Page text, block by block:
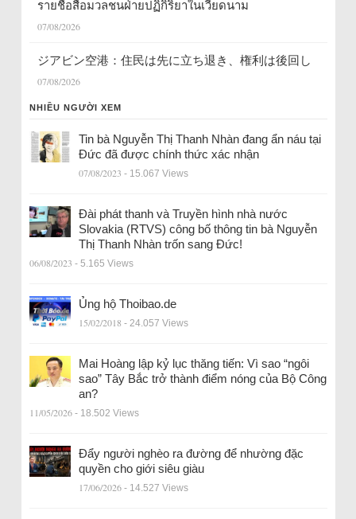
รายชื่อสื่อมวลชนฝ่ายปฏิกิริยาในเวียดนาม
07/08/2026
ジアビン空港：住民は先に立ち退き、権利は後回し
07/08/2026
NHIỀU NGƯỜI XEM
Tin bà Nguyễn Thị Thanh Nhàn đang ẩn náu tại
Đức đã được chính thức xác nhận
07/08/2023 - 15.067 Views
Đài phát thanh và Truyền hình nhà nước
Slovakia (RTVS) công bố thông tin bà Nguyễn
Thị Thanh Nhàn trốn sang Đức!
06/08/2023 - 5.165 Views
Ủng hộ Thoibao.de
15/02/2018 - 24.057 Views
Mai Hoàng lập kỷ lục thăng tiến: Vì sao “ngôi
sao” Tây Bắc trở thành điểm nóng của Bộ Công
an?
11/05/2026 - 18.502 Views
Đẩy người nghèo ra đường để nhường đặc
quyền cho giới siêu giàu
17/06/2026 - 14.527 Views